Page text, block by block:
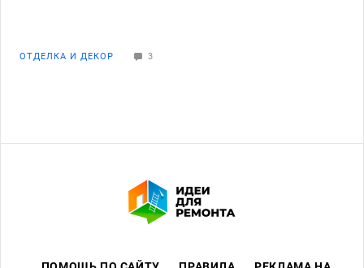
ОТДЕЛКА И ДЕКОР 3